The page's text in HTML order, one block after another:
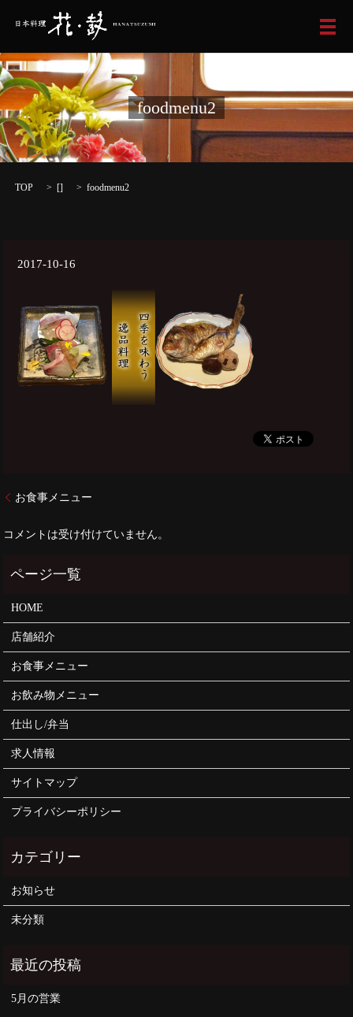
メ
foodmenu2
TOP [] foodmenu2
2017-10-16
お食事メニュー
コメントは受け付けていません。
HOME
店舗紹介
お食事メニュー
お飲み物メニュー
仕出し/弁当
求人情報
サイトマップ
プライバシーポリシー
お知らせ
未分類
5月の営業